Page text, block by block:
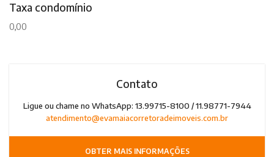
Taxa condomínio
0,00
Contato
Ligue ou chame no WhatsApp: 13.99715-8100 / 11.98771-7944
atendimento@evamaiacorretoradeimoveis.com.br
OBTER MAIS INFORMAÇÕES